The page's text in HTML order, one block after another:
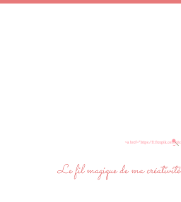
Le fil magique de ma créativité